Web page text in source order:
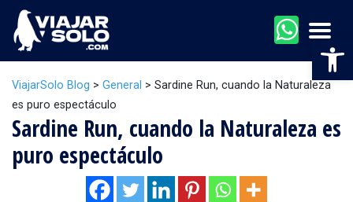
ViajarSolo Blog > General > Sardine Run, cuando la Naturaleza
es puro espectáculo
Sardine Run, cuando la Naturaleza es
puro espectáculo